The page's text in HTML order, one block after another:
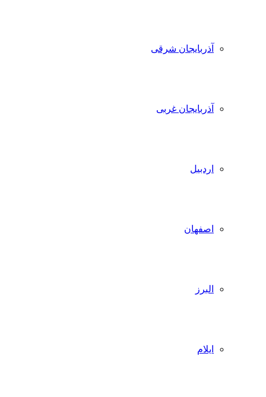
آذربایجان شرقی
آذربایجان غربی
اردبیل
اصفهان
البرز
ایلام